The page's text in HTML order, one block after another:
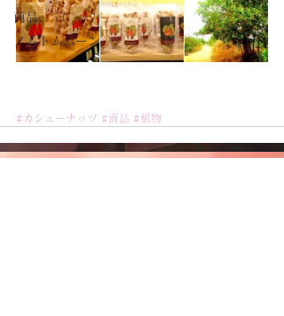
商品
ノムトムムーン
#カシューナッツ #商品 #植物